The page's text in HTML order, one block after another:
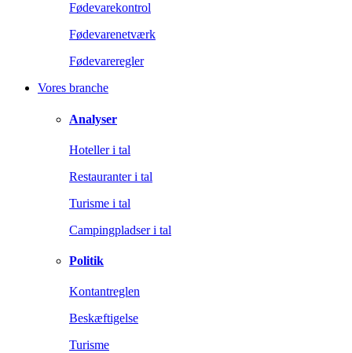
Fødevarekontrol
Fødevarenetværk
Fødevareregler
Vores branche
Analyser
Hoteller i tal
Restauranter i tal
Turisme i tal
Campingpladser i tal
Politik
Kontantreglen
Beskæftigelse
Turisme